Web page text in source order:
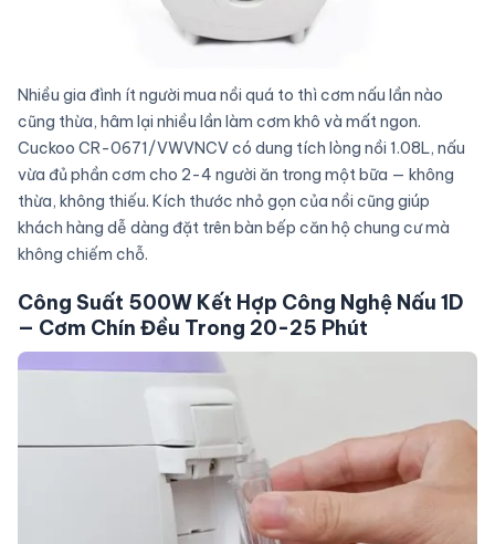
Nhiều gia đình ít người mua nồi quá to thì cơm nấu lần nào
cũng thừa, hâm lại nhiều lần làm cơm khô và mất ngon.
Cuckoo CR-0671/VWVNCV có dung tích lòng nồi 1.08L, nấu
vừa đủ phần cơm cho 2-4 người ăn trong một bữa — không
thừa, không thiếu. Kích thước nhỏ gọn của nồi cũng giúp
khách hàng dễ dàng đặt trên bàn bếp căn hộ chung cư mà
không chiếm chỗ.
Công Suất 500W Kết Hợp Công Nghệ Nấu 1D
— Cơm Chín Đều Trong 20-25 Phút